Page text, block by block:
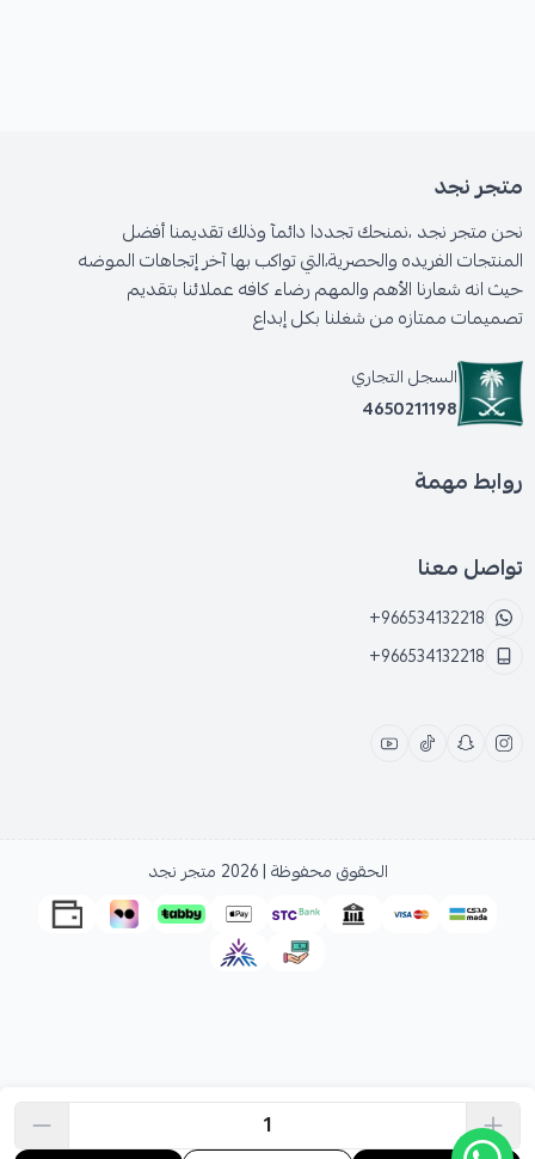
متجر نجد
نحن متجر نجد ،نمنحك تجددا دائمآ وذلك تقديمنا أفضل
المنتجات الفريده والحصرية،التي تواكب بها آخر إتجاهات الموضه
حيث انه شعارنا الأهم والمهم رضاء كافه عملائنا بتقديم
تصميمات ممتازه من شغلنا بكل إبداع
السجل التجاري
4650211198
روابط مهمة
تواصل معنا
+966534132218
+966534132218
الحقوق محفوظة | 2026 متجر نجد